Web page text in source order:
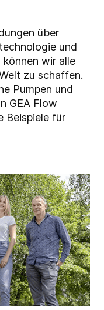
über
und
wir alle
zu schaffen.
Pumpen und
GEA Flow
Beispiele für